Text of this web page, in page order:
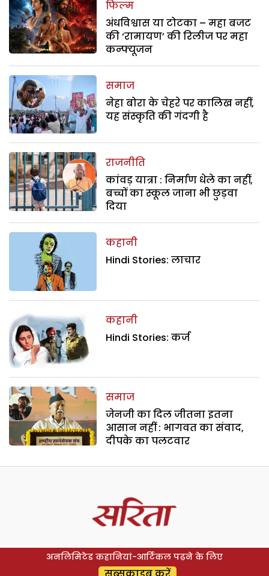
फिल्म
अंधविश्वास या टोटका – महा बजट
की ‘रामायण’ की रिलीज पर महा
कन्फ्यूजन
समाज
नेहा बोरा के चेहरे पर कालिख नहीं,
यह संस्कृति की गंदगी है
राजनीति
कांवड़ यात्रा : निर्माण धेले का नहीं,
बच्चों का स्कूल जाना भी छुड़वा
दिया
कहानी
Hindi Stories: लाचार
कहानी
Hindi Stories: कर्ज
समाज
जेनजी का दिल जीतना इतना
आसान नहीं : भागवत का संवाद,
दीपके का पलटवार
अनलिमिटेड कहानियां-आर्टिकल पढ़ने के लिए